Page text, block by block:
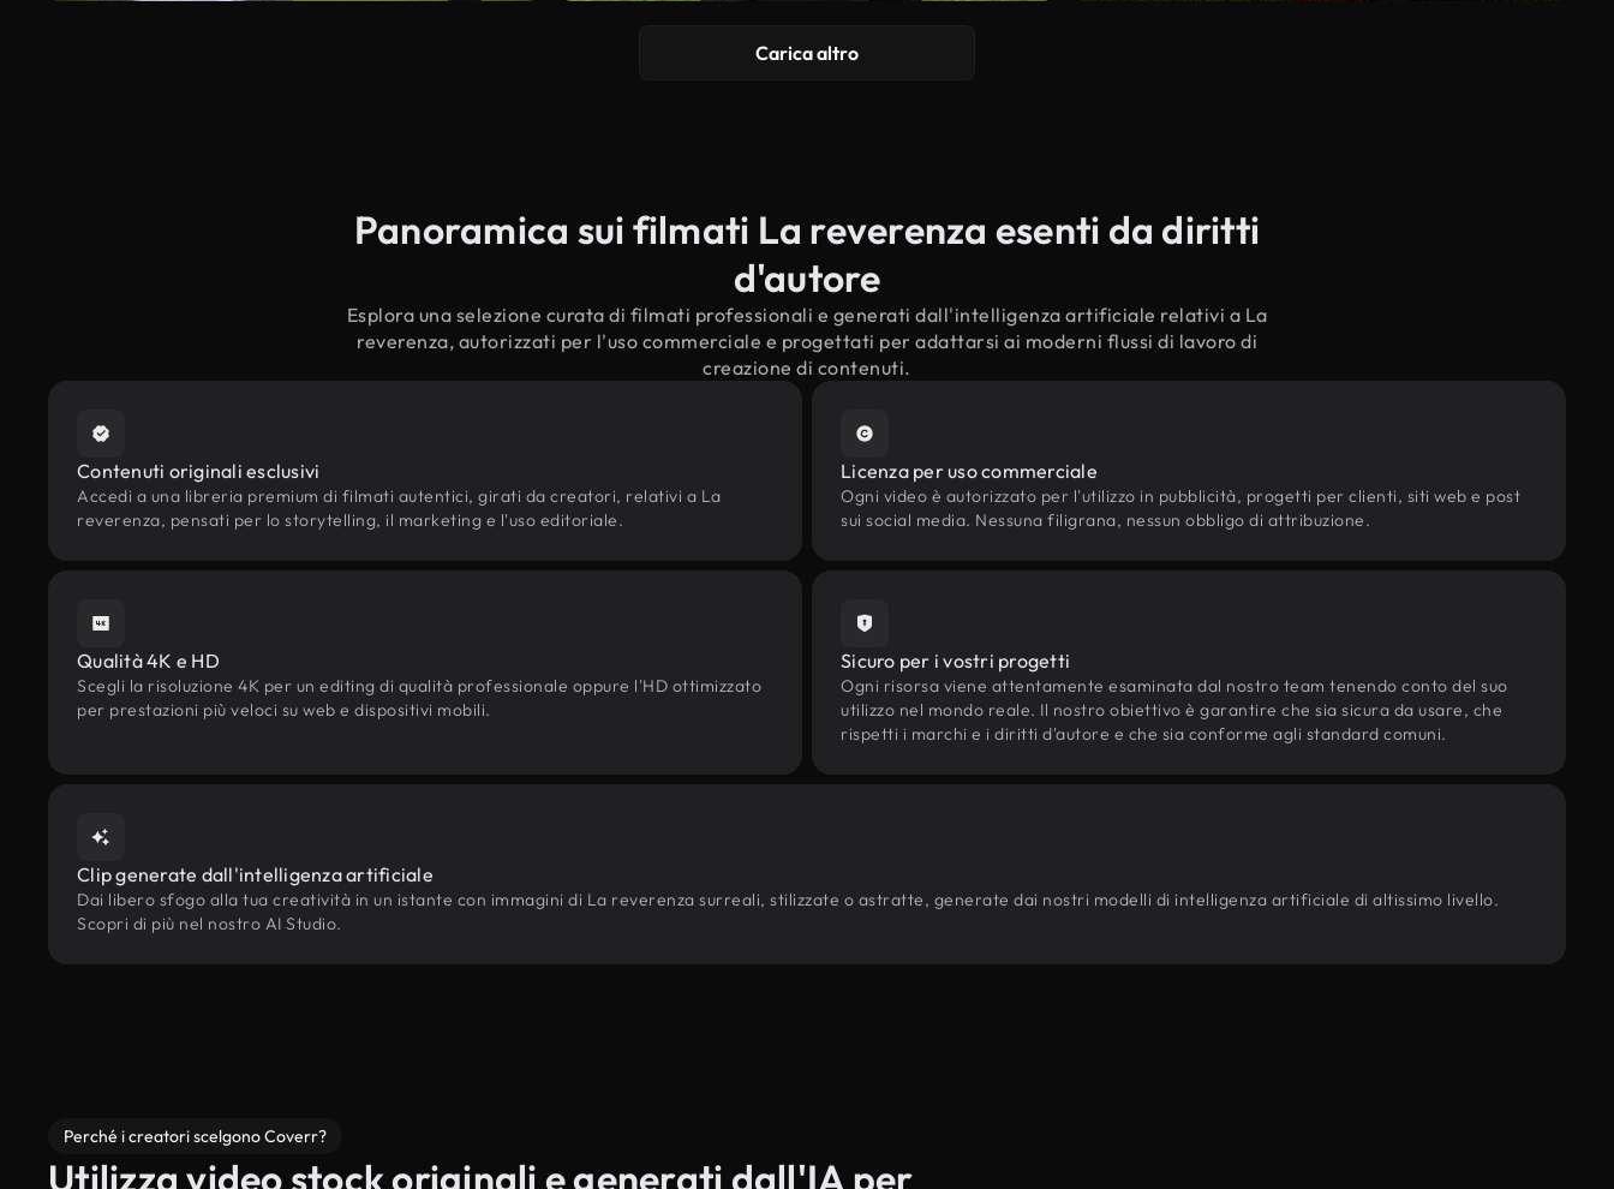
Carica altro
Panoramica sui filmati La reverenza esenti da diritti
d'autore
Esplora una selezione curata di filmati professionali e generati dall'intelligenza artificiale relativi a La
reverenza, autorizzati per l'uso commerciale e progettati per adattarsi ai moderni flussi di lavoro di
creazione di contenuti.
Contenuti originali esclusivi
Accedi a una libreria premium di filmati autentici, girati da creatori, relativi a La
reverenza, pensati per lo storytelling, il marketing e l'uso editoriale.
Licenza per uso commerciale
Ogni video è autorizzato per l'utilizzo in pubblicità, progetti per clienti, siti web e post
sui social media. Nessuna filigrana, nessun obbligo di attribuzione.
Qualità 4K e HD
Scegli la risoluzione 4K per un editing di qualità professionale oppure l'HD ottimizzato
per prestazioni più veloci su web e dispositivi mobili.
Sicuro per i vostri progetti
Ogni risorsa viene attentamente esaminata dal nostro team tenendo conto del suo
utilizzo nel mondo reale. Il nostro obiettivo è garantire che sia sicura da usare, che
rispetti i marchi e i diritti d'autore e che sia conforme agli standard comuni.
Clip generate dall'intelligenza artificiale
Dai libero sfogo alla tua creatività in un istante con immagini di La reverenza surreali, stilizzate o astratte, generate dai nostri modelli di intelligenza artificiale di altissimo livello.
Scopri di più nel nostro AI Studio.
Perché i creatori scelgono Coverr?
Utilizza video stock originali e generati dall'IA per